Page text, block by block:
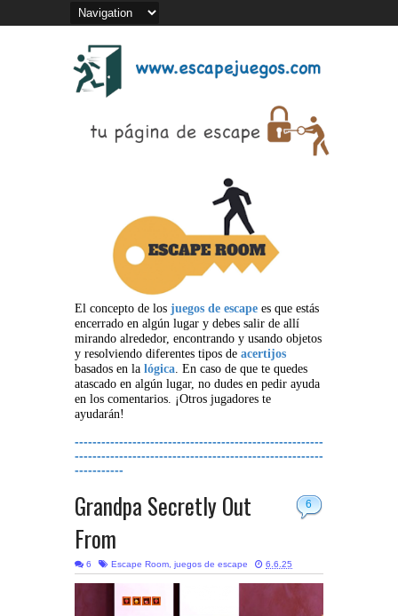
El concepto de los juegos de escape es que estás
encerrado en algún lugar y debes salir de allí
mirando alrededor, encontrando y usando objetos
y resolviendo diferentes tipos de acertijos
basados en la lógica. En caso de que te quedes
atascado en algún lugar, no dudes en pedir ayuda
en los comentarios. ¡Otros jugadores te
ayudarán!
--------------------------------------------------------
--------------------------------------------------------
-----------
6
Grandpa Secretly Out
From
6 Escape Room, juegos de escape 6.6.25